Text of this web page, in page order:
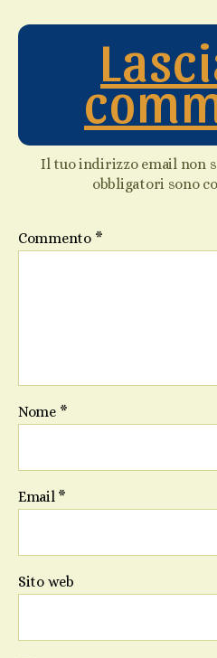
Il tuo indirizzo email non
obbligatori sono
Commento *
Nome *
Email *
Sito web